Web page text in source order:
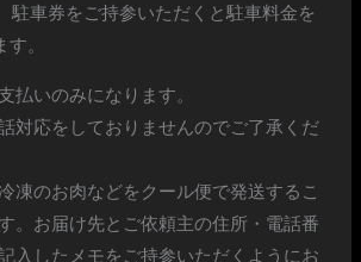
車券をご持参いただくと駐車料金を
。
払いのみになります。
対応をしておりませんのでご了承くだ
凍のお肉などをクール便で発送するこ
。お届け先とご依頼主の住所・電話番
入したメモをご持参いただくようにお